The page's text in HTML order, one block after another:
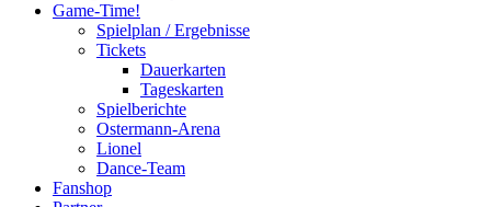
Game-Time!
Spielplan / Ergebnisse
Tickets
Dauerkarten
Tageskarten
Spielberichte
Ostermann-Arena
Lionel
Dance-Team
Fanshop